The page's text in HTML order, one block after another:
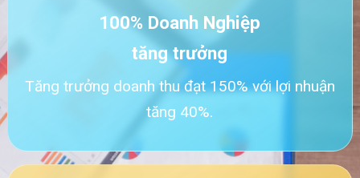
100% Doanh Nghiệp
tăng trưởng
Tăng trưởng doanh thu đạt 150% với lợi nhuận
tăng 40%.